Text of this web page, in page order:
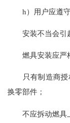
h）用户应遵守
安装不当会引起
燃具安装应严格
只有制造商授
换零部件；
不应拆动燃具